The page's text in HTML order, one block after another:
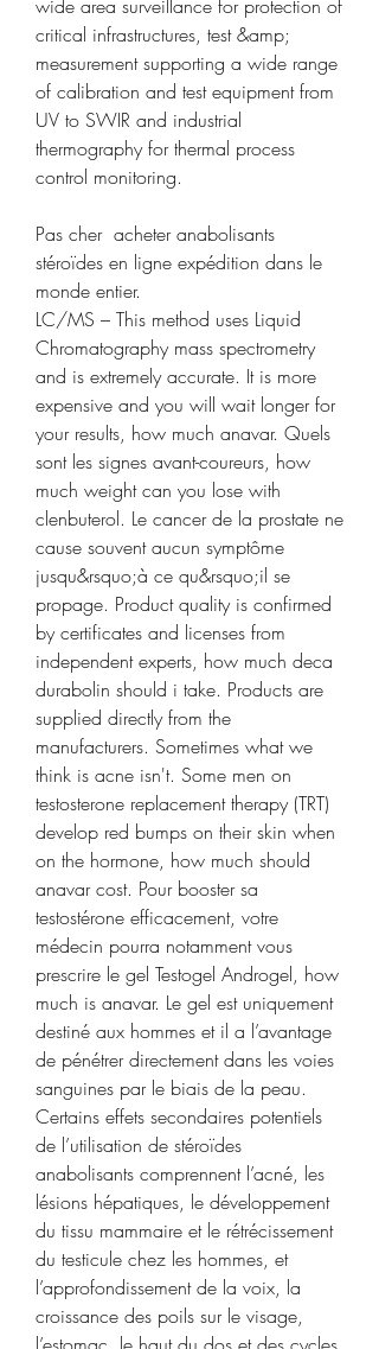
wide area surveillance for protection of
critical infrastructures, test &amp;
measurement supporting a wide range
of calibration and test equipment from
UV to SWIR and industrial
thermography for thermal process
control monitoring.
Pas cher  acheter anabolisants
stéroïdes en ligne expédition dans le
monde entier.
LC/MS – This method uses Liquid
Chromatography mass spectrometry
and is extremely accurate. It is more
expensive and you will wait longer for
your results, how much anavar. Quels
sont les signes avant-coureurs, how
much weight can you lose with
clenbuterol. Le cancer de la prostate ne
cause souvent aucun symptôme
jusqu&rsquo;à ce qu&rsquo;il se
propage. Product quality is confirmed
by certificates and licenses from
independent experts, how much deca
durabolin should i take. Products are
supplied directly from the
manufacturers. Sometimes what we
think is acne isn't. Some men on
testosterone replacement therapy (TRT)
develop red bumps on their skin when
on the hormone, how much should
anavar cost. Pour booster sa
testostérone efficacement, votre
médecin pourra notamment vous
prescrire le gel Testogel Androgel, how
much is anavar. Le gel est uniquement
destiné aux hommes et il a l’avantage
de pénétrer directement dans les voies
sanguines par le biais de la peau.
Certains effets secondaires potentiels
de l’utilisation de stéroïdes
anabolisants comprennent l’acné, les
lésions hépatiques, le développement
du tissu mammaire et le rétrécissement
du testicule chez les hommes, et
l’approfondissement de la voix, la
croissance des poils sur le visage,